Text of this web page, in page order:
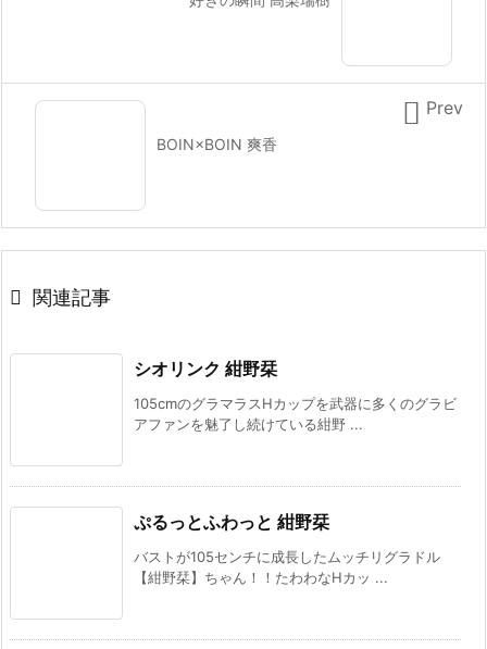
BOIN×BOIN 爽香
 Prev
 関連記事
シオリンク 紺野栞
105cmのグラマラスHカップを武器に多くのグラビ
アファンを魅了し続けている紺野 ...
ぷるっとふわっと 紺野栞
バストが105センチに成長したムッチリグラドル
【紺野栞】ちゃん！！たわわなHカッ ...